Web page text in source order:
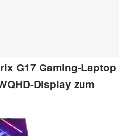
G17 Gaming-Laptop
Display zum